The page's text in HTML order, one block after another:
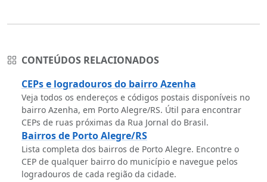
CONTEÚDOS RELACIONADOS
CEPs e logradouros do bairro Azenha
Veja todos os endereços e códigos postais disponíveis no
bairro Azenha, em Porto Alegre/RS. Útil para encontrar
CEPs de ruas próximas da Rua Jornal do Brasil.
Bairros de Porto Alegre/RS
Lista completa dos bairros de Porto Alegre. Encontre o
CEP de qualquer bairro do município e navegue pelos
logradouros de cada região da cidade.